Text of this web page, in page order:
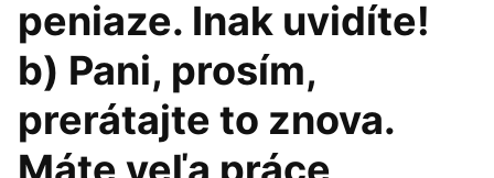
peniaze. Inak uvidíte!
b) Pani, prosím,
prerátajte to znova.